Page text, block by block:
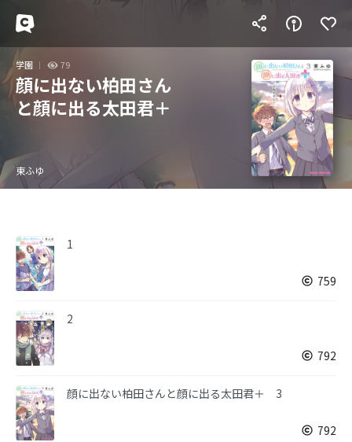
学園 79
顔に出ない柏田さん
と顔に出る太田君＋
東ふゆ
1
759
2
792
顔に出ない柏田さんと顔に出る太田君＋ 3
792